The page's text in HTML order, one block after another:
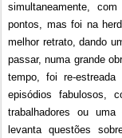
simultaneamente,
pontos, mas foi na
melhor retrato, dando
passar, numa grande
tempo, foi re-
episódios fabulosos,
trabalhadores ou
levanta questões